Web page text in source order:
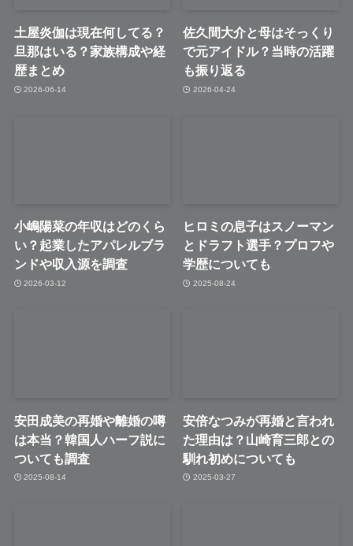
土屋炎伽は現在何してる？
旦那はいる？家族構成や経
歴まとめ
2026-06-14
佐久間大介と母はそっくり
で元アイドル？当時の活躍
も振り返る
2026-04-24
小嶋陽菜の年収はどのくら
い？起業したアパレルブラ
ンドや収入源を調査
2026-03-12
ヒロミの息子はスノーマン
とドラフト選手？プロフや
学歴についても
2025-08-24
安田成美の再婚や離婚の噂
は本当？韓国人ハーフ説に
ついても調査
2025-08-14
安倍なつみが再婚と言われ
た理由は？山崎育三郎との
馴れ初めについても
2025-03-27